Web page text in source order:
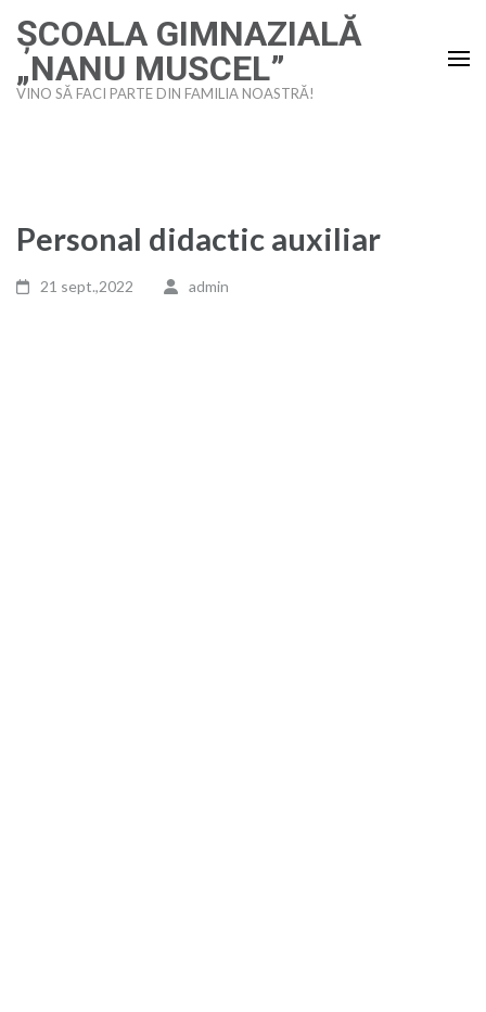
conținut
(apasă
ȘCOALA GIMNAZIALĂ
„NANU MUSCEL”
VINO SĂ FACI PARTE DIN FAMILIA NOASTRĂ!
Personal didactic auxiliar
21 sept.,2022 admin